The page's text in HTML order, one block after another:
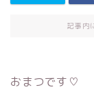
記事内
おまつです♡